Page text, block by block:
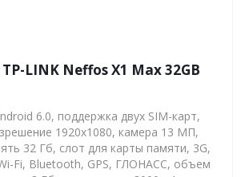
LINK Neffos X1 Max 32GB
6.0, поддержка двух SIM-карт,
1920x1080, камера 13 МП,
32 Гб, слот для карты памяти, 3G,
Fi, Bluetooth, GPS, ГЛОНАСС, объем